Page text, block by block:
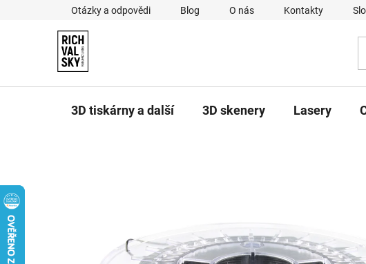
Otázky a odpovědi Blog O nás Kontakty
3D tiskárny a další 3D skenery Lasery